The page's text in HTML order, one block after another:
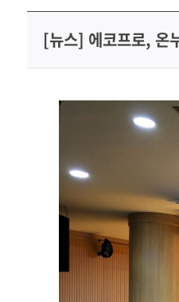
지속가능경영
미디어센터
채용홈페이지
[뉴스] 에코프로, 온